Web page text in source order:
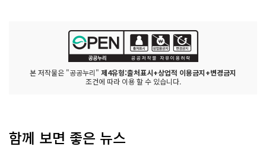
본 저작물은 "공공누리" 제4유형:출처표시+상업적 이용금지+변경금지
조건에 따라 이용 할 수 있습니다.
함께 보면 좋은 뉴스